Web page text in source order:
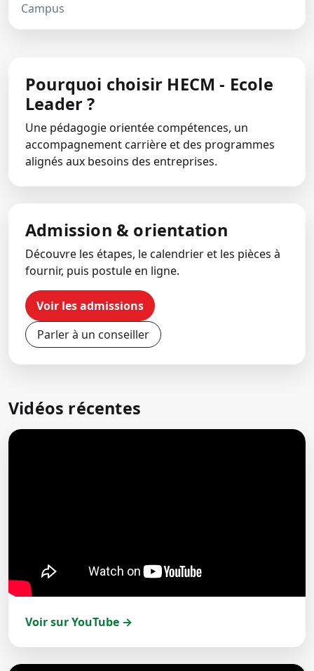
Campus
Pourquoi choisir HECM - Ecole
Leader ?
Une pédagogie orientée compétences, un
accompagnement carrière et des programmes
alignés aux besoins des entreprises.
Admission & orientation
Découvre les étapes, le calendrier et les pièces à
fournir, puis postule en ligne.
Voir les admissions
Parler à un conseiller
Vidéos récentes
Voir sur YouTube →